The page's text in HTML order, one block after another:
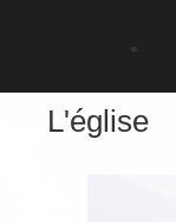
L'église